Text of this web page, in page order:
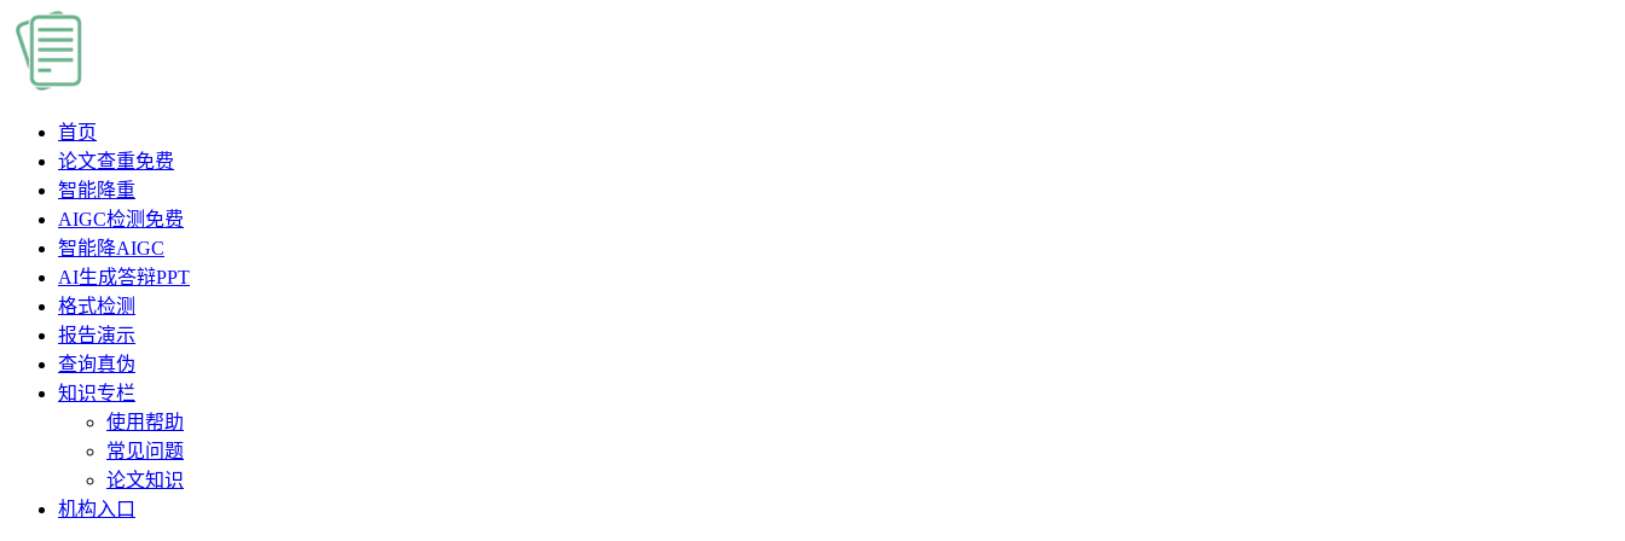
首页
论文查重免费
智能降重
AIGC检测 免费
智能降AIGC
AI生成答辩PPT
格式检测
报告演示
查询真伪
知识专栏
使用帮助
常见问题
论文知识
机构入口